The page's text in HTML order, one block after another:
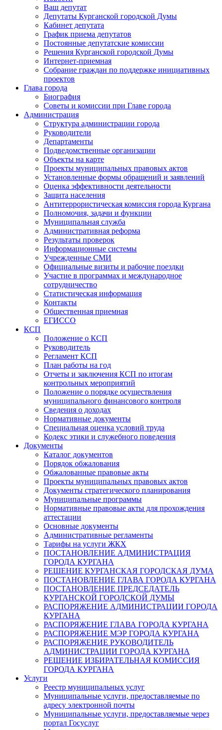
Ваш депутат
Депутаты Курганской городской Думы
Кабинет депутата
График приема депутатов
Постоянные депутатские комиссии
Решения Курганской городской Думы
Интернет-приемная
Собрание граждан по поддержке инициативных
проектов
Глава города
Биография
Советы и комиссии при Главе города
Администрация
Структура администрации города
Руководители
Департаменты
Подведомственные организации
Объекты на карте
Проекты муниципальных правовых актов
Установленные формы обращений и заявлений
Оценка эффективности деятельности
Защита населения
Антитеррористическая комиссия города Кургана
Полномочия, задачи и функции
Муниципальная служба
Административная реформа
Результаты проверок
Информационные системы
Учрежденные СМИ
Официальные визиты и рабочие поездки
Участие в программах и международное
сотрудничество
Статистическая информация
Контакты
Общественная приемная
ЕГИССО
КСП
Положение о КСП
Руководитель
Регламент КСП
План работы на год
Отчеты и заключения КСП по итогам
контрольных мероприятий
Положение о порядке осуществления
муниципального финансового контроля
Сведения о доходах
Нормативные документы
Специальная оценка условий труда
Кодекс этики и служебного поведения
Документы
Каталог документов
Порядок обжалования
Обжалованные правовые акты
Проекты муниципальных правовых актов
Документы стратегического планирования
Муниципальные программы
Нормативные правовые акты для прохождения
аттестации
Основные документы
Административные регламенты
Тарифы на услуги ЖКХ
ПОСТАНОВЛЕНИЕ АДМИНИСТРАЦИЯ
ГОРОДА КУРГАНА
РЕШЕНИЕ КУРГАНСКАЯ ГОРОДСКАЯ ДУМА
ПОСТАНОВЛЕНИЕ ГЛАВА ГОРОДА КУРГАНА
ПОСТАНОВЛЕНИЕ ПРЕДСЕДАТЕЛЬ
КУРГАНСКОЙ ГОРОДСКОЙ ДУМЫ
РАСПОРЯЖЕНИЕ АДМИНИСТРАЦИИ ГОРОДА
КУРГАНА
РАСПОРЯЖЕНИЕ ГЛАВА ГОРОДА КУРГАНА
РАСПОРЯЖЕНИЕ МЭР ГОРОДА КУРГАНА
РАСПОРЯЖЕНИЕ РУКОВОДИТЕЛЬ
АДМИНИСТРАЦИИ ГОРОДА КУРГАНА
РЕШЕНИЕ ИЗБИРАТЕЛЬНАЯ КОМИССИЯ
ГОРОДА КУРГАНА
Услуги
Реестр муниципальных услуг
Муниципальные услуги, предоставляемые по
адресу электронной почты
Муниципальные услуги, предоставляемые через
портал Госуслуг